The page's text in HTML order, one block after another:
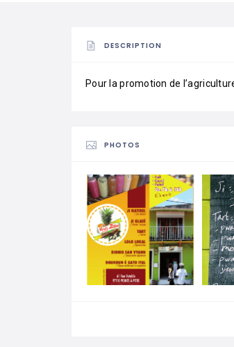
DESCRIPTION
Pour la promotion de
PHOTOS